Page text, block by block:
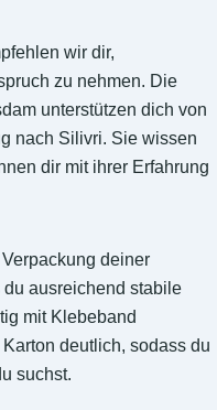
wir dir,
zu nehmen. Die
unterstützen dich von
nach Silivri. Sie wissen
dir mit ihrer Erfahrung
deiner
ausreichend stabile
mit Klebeband
deutlich, sodass du
suchst.